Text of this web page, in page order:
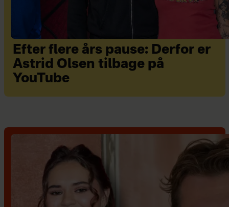
Efter flere års pause: Derfor er
Astrid Olsen tilbage på
YouTube